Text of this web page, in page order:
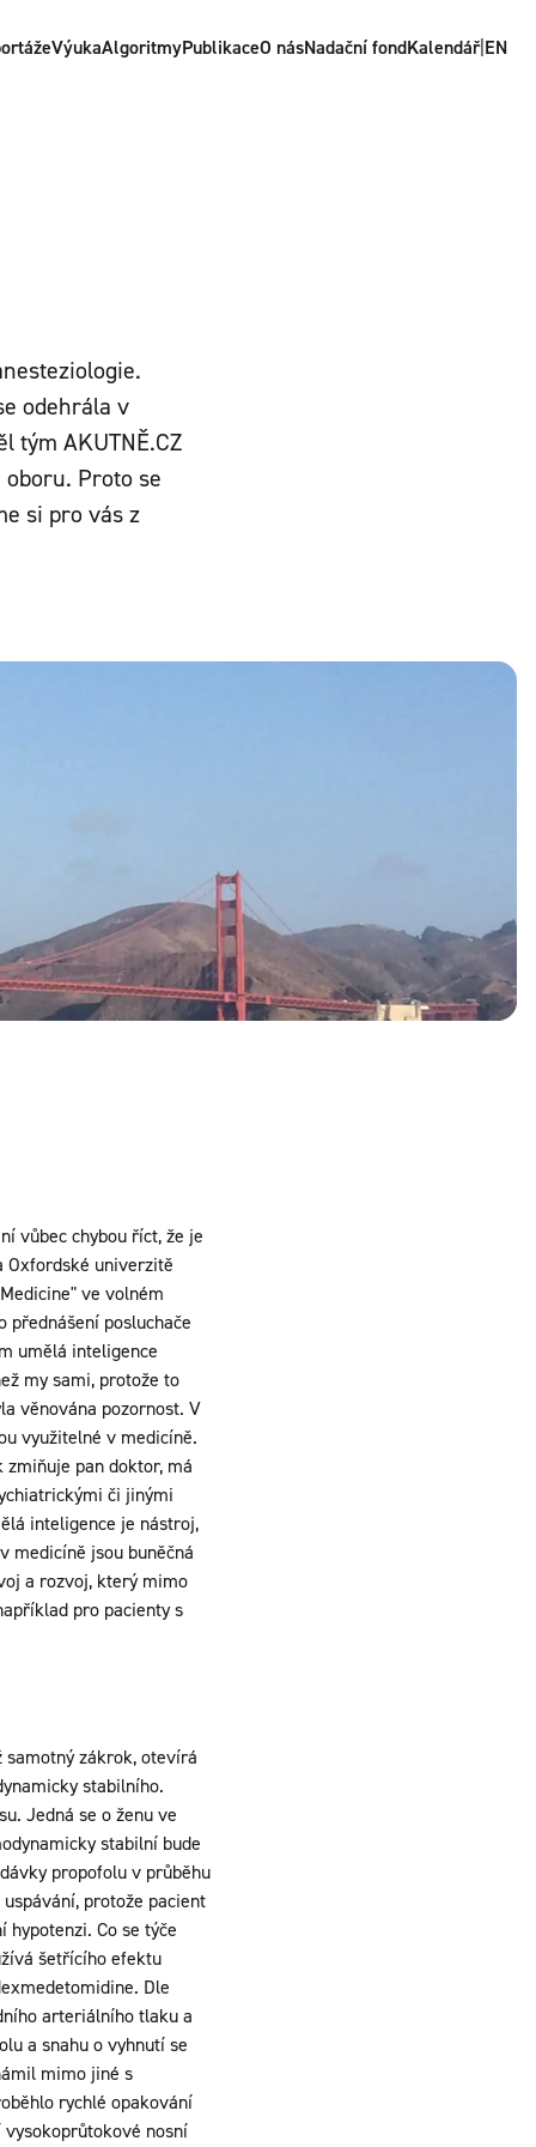
VýukaAlgoritmyPublikaceO násNadační fondKalendář|EN
odehrála v
tým AKUTNĚ.CZ
Proto se
si pro vás z
vůbec chybou říct, že je
Oxfordské univerzitě
ve volném
posluchače
umělá inteligence
my sami, protože to
věnována pozornost. V
využitelné v medicíně.
pan doktor, má
či jinými
inteligence je nástroj,
medicíně jsou buněčná
a rozvoj, který mimo
pro pacienty s
zákrok, otevírá
stabilního.
Jedná se o ženu ve
stabilní bude
propofolu v průběhu
protože pacient
Co se týče
šetřícího efektu
Dle
arteriálního tlaku a
a snahu o vyhnutí se
mimo jiné s
rychlé opakování
nosní